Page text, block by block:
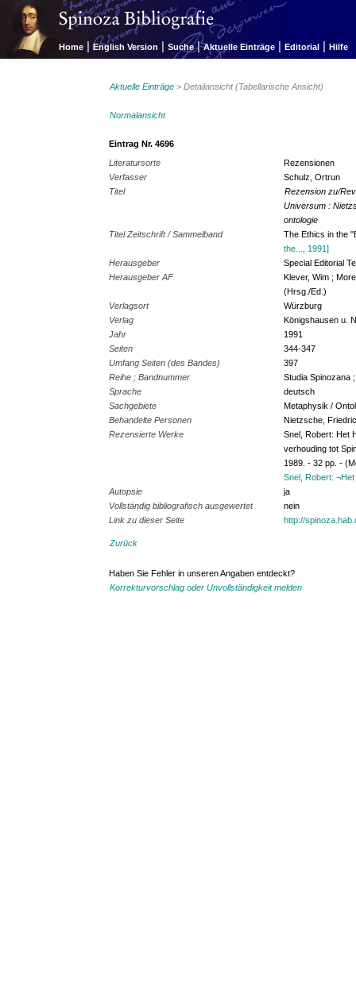
Home | English Version | Suche | Aktuelle Einträge | Editorial | Hilfe
Aktuelle Einträge > Detailansicht (Tabellarische Ansicht)
Normalansicht
Eintrag Nr. 4696
Literatursorte
Rezensionen
Verfasser
Schulz, Ortrun
Titel
Rezension zu/
Universum :
ontologie
Titel Zeitschrift / Sammelband
The Ethics in the
the..., 1991]
Herausgeber
Special Editorial
Herausgeber AF
Klever, Wim ;
(Hrsg./Ed.)
Verlagsort
Würzburg
Verlag
Königshausen u.
Jahr
1991
Seiten
344-347
Umfang Seiten (des Bandes)
397
Reihe ; Bandnummer
Studia Spinozana
Sprache
deutsch
Sachgebiete
Metaphysik /
Behandelte Personen
Nietzsche,
Rezensierte Werke
Snel, Robert: Het
verhouding tot
1989. - 32 pp. -
Snel, Robert:
Autopsie
ja
Vollständig bibliografisch ausgewertet
nein
Link zu dieser Seite
http://
Zurück
Haben Sie Fehler in unseren Angaben entdeckt?
Korrekturvorschlag oder Unvollständigkeit melden